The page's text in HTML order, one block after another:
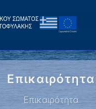
Επικαιρότητα
Επικαιρότητα